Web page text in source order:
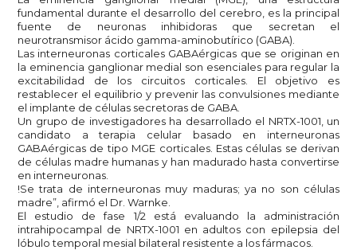
fundamental durante el desarrollo del cerebro, es la principal
fuente de neuronas inhibidoras que secretan el
neurotransmisor ácido gamma-aminobutírico (GABA).
Las interneuronas corticales GABAérgicas que se originan en
la eminencia ganglionar medial son esenciales para regular la
excitabilidad de los circuitos corticales. El objetivo es
restablecer el equilibrio y prevenir las convulsiones mediante
el implante de células secretoras de GABA.
Un grupo de investigadores ha desarrollado el NRTX-1001, un
candidato a terapia celular basado en interneuronas
GABAérgicas de tipo MGE corticales. Estas células se derivan
de células madre humanas y han madurado hasta convertirse
en interneuronas.
!Se trata de interneuronas muy maduras; ya no son células
madre”, afirmó el Dr. Warnke.
El estudio de fase 1/2 está evaluando la administración
intrahipocampal de NRTX-1001 en adultos con epilepsia del
lóbulo temporal mesial bilateral resistente a los fármacos.